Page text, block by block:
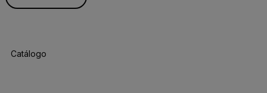
Catálogo De Productos